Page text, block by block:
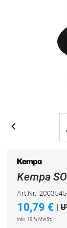
Kempa
Art.Nr.:
10,79 € |
inkl. 19 % MwSt.